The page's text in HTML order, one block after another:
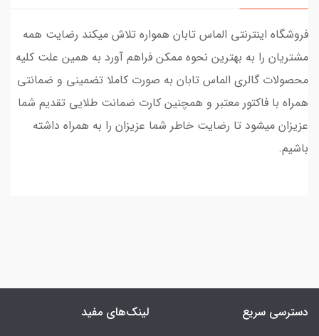
فروشگاه اینترنتی الماس تابان همواره تلاش میکند رضایت همه
مشتریان را به بهترین نحوه ممکن فراهم آورد به همین علت کلیه
محصولات گالری الماس تابان به صورت کاملا تضمینی و ضمانتی
همراه با فاکتور معتبر و همچنین کارت ضمانت طلایی تقدیم شما
عزیزان میشود تا رضایت خاطر شما عزیزان را به همراه داشته
باشیم.
دسترسی سریع لینک‌های مفید